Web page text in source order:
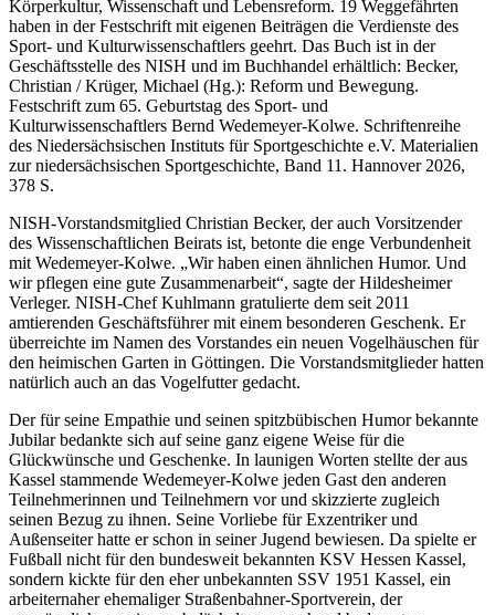
Körperkultur, Wissenschaft und Lebensreform. 19 Weggefährten
haben in der Festschrift mit eigenen Beiträgen die Verdienste des
Sport- und Kulturwissenschaftlers geehrt. Das Buch ist in der
Geschäftsstelle des NISH und im Buchhandel erhältlich: Becker,
Christian / Krüger, Michael (Hg.): Reform und Bewegung.
Festschrift zum 65. Geburtstag des Sport- und
Kulturwissenschaftlers Bernd Wedemeyer-Kolwe. Schriftenreihe
des Niedersächsischen Instituts für Sportgeschichte e.V. Materialien
zur niedersächsischen Sportgeschichte, Band 11. Hannover 2026,
378 S.
NISH-Vorstandsmitglied Christian Becker, der auch Vorsitzender
des Wissenschaftlichen Beirats ist, betonte die enge Verbundenheit
mit Wedemeyer-Kolwe. „Wir haben einen ähnlichen Humor. Und
wir pflegen eine gute Zusammenarbeit“, sagte der Hildesheimer
Verleger. NISH-Chef Kuhlmann gratulierte dem seit 2011
amtierenden Geschäftsführer mit einem besonderen Geschenk. Er
überreichte im Namen des Vorstandes ein neuen Vogelhäuschen für
den heimischen Garten in Göttingen. Die Vorstandsmitglieder hatten
natürlich auch an das Vogelfutter gedacht.
Der für seine Empathie und seinen spitzbübischen Humor bekannte
Jubilar bedankte sich auf seine ganz eigene Weise für die
Glückwünsche und Geschenke. In launigen Worten stellte der aus
Kassel stammende Wedemeyer-Kolwe jeden Gast den anderen
Teilnehmerinnen und Teilnehmern vor und skizzierte zugleich
seinen Bezug zu ihnen. Seine Vorliebe für Exzentriker und
Außenseiter hatte er schon in seiner Jugend bewiesen. Da spielte er
Fußball nicht für den bundesweit bekannten KSV Hessen Kassel,
sondern kickte für den eher unbekannten SSV 1951 Kassel, ein
arbeiternaher ehemaliger Straßenbahner-Sportverein, der